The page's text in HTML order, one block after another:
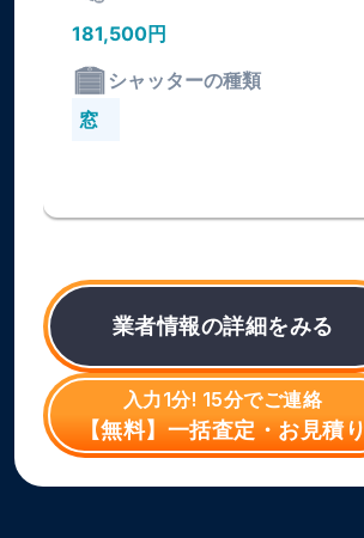
181,500円
シャッターの種類
窓
業者情報の詳細をみる
入力1分! 15分でご連絡
【無料】一括査定・お見積り